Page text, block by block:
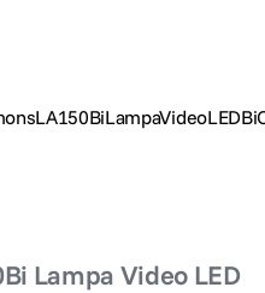
Lampa Video LED